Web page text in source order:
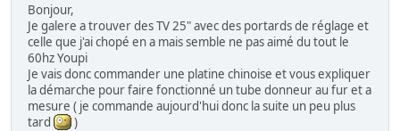
Bonjour,
Je galere a trouver des TV 25" avec des portards de réglage et
celle que j'ai chopé en a mais semble ne pas aimé du tout le
60hz Youpi
Je vais donc commander une platine chinoise et vous expliquer
la démarche pour faire fonctionné un tube donneur au fur et a
mesure ( je commande aujourd'hui donc la suite un peu plus
tard
)